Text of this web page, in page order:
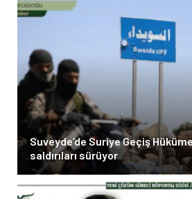
Suveyde’de Suriye Geçiş
saldırıları sürüyor